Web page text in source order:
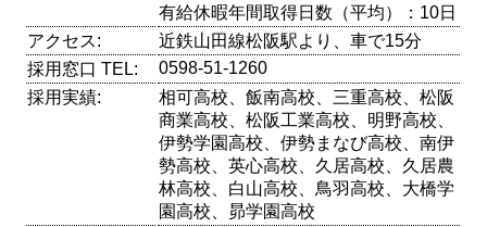
有給休暇年間取得日数（平均）：10日
アクセス:
近鉄山田線松阪駅より、車で15分
採用窓口 TEL:
0598-51-1260
採用実績:
相可高校、飯南高校、三重高校、松阪
商業高校、松阪工業高校、明野高校、
伊勢学園高校、伊勢まなび高校、南伊
勢高校、英心高校、久居高校、久居農
林高校、白山高校、鳥羽高校、大橋学
園高校、昴学園高校